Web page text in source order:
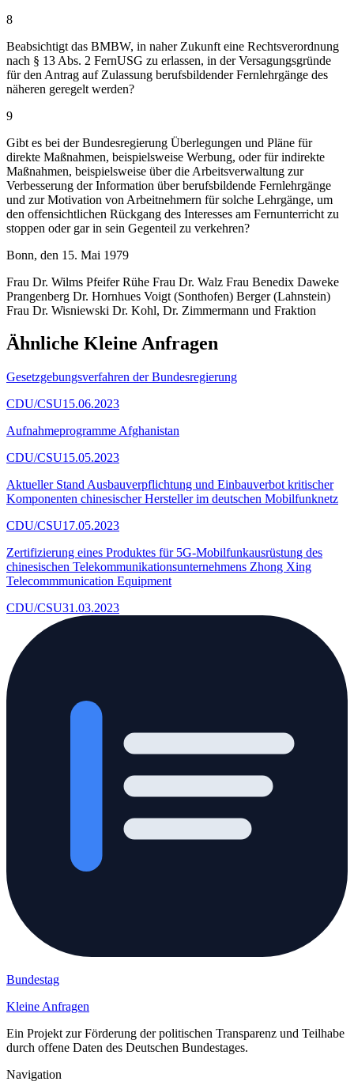
8
Beabsichtigt das BMBW, in naher Zukunft eine Rechtsverordnung
nach § 13 Abs. 2 FernUSG zu erlassen, in der Versagungsgründe
für den Antrag auf Zulassung berufsbildender Fernlehrgänge des
näheren geregelt werden?
9
Gibt es bei der Bundesregierung Überlegungen und Pläne für
direkte Maßnahmen, beispielsweise Werbung, oder für indirekte
Maßnahmen, beispielsweise über die Arbeitsverwaltung zur
Verbesserung der Information über berufsbildende Fernlehrgänge
und zur Motivation von Arbeitnehmern für solche Lehrgänge, um
den offensichtlichen Rückgang des Interesses am Fernunterricht zu
stoppen oder gar in sein Gegenteil zu verkehren?
Bonn, den 15. Mai 1979
Frau Dr. Wilms Pfeifer Rühe Frau Dr. Walz Frau Benedix Daweke
Prangenberg Dr. Hornhues Voigt (Sonthofen) Berger (Lahnstein)
Frau Dr. Wisniewski Dr. Kohl, Dr. Zimmermann und Fraktion
Ähnliche Kleine Anfragen
Gesetzgebungsverfahren der Bundesregierung
CDU/CSU15.06.2023
Aufnahmeprogramme Afghanistan
CDU/CSU15.05.2023
Aktueller Stand Ausbauverpflichtung und Einbauverbot kritischer
Komponenten chinesischer Hersteller im deutschen Mobilfunknetz
CDU/CSU17.05.2023
Zertifizierung eines Produktes für 5G-Mobilfunkausrüstung des
chinesischen Telekommunikationsunternehmens Zhong Xing
Telecommmunication Equipment
CDU/CSU31.03.2023
Bundestag
Kleine Anfragen
Ein Projekt zur Förderung der politischen Transparenz und Teilhabe
durch offene Daten des Deutschen Bundestages.
Navigation